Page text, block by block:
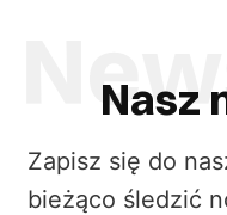
Nasz
Zapisz się do
bieżąco śledzić